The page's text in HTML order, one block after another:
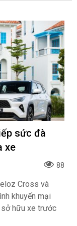
sức đà
xe
88
Cross và
khuyến mại
sở hữu xe trước